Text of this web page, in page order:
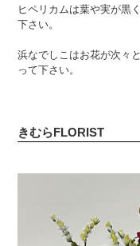
ヒペリカムは葉や実が黒
下さい。
浜なでしこはお花が次々
って下さい。
きむらFLORIST